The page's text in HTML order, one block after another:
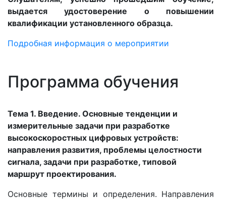
выдается удостоверение о повышении
квалификации установленного образца.
Подробная информация о мероприятии
Программа обучения
Тема 1. Введение. Основные тенденции и
измерительные задачи при разработке
высокоскоростных цифровых устройств:
направления развития, проблемы целостности
сигнала, задачи при разработке, типовой
маршрут проектирования.
Основные термины и определения. Направления